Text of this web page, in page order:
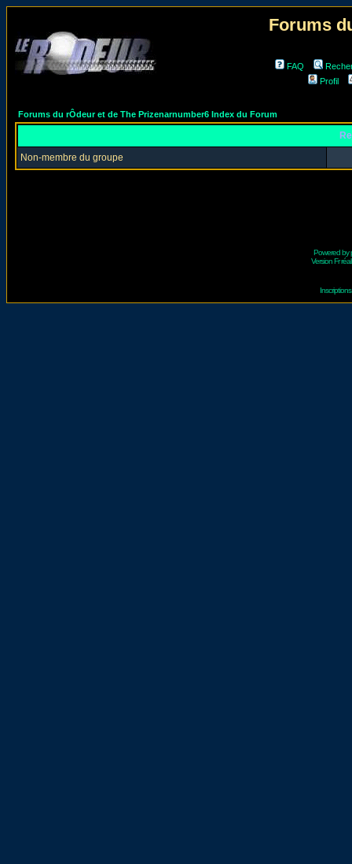
Forums
FAQ
Profil
Forums du rÔdeur et de The Prizenarnumber6 Index du Forum
Non-membre du groupe
Powered by
Version Fr